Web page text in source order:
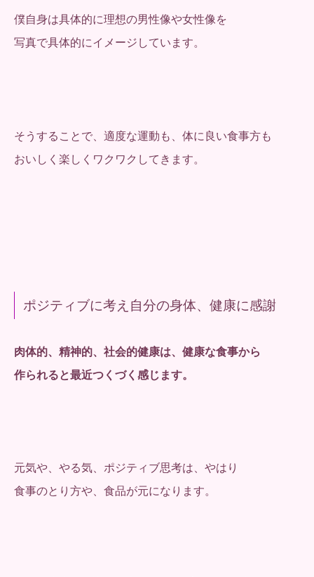
僕自身は具体的に理想の男性像や女性像を
写真で具体的にイメージしています。
そうすることで、適度な運動も、体に良い食事方も
おいしく楽しくワクワクしてきます。
ポジティブに考え自分の身体、健康に感謝
肉体的、精神的、社会的健康は、健康な食事から
作られると最近つくづく感じます。
元気や、やる気、ポジティブ思考は、やはり
食事のとり方や、食品が元になります。